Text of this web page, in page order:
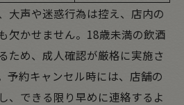
大声や迷惑行為は控え、店内の
欠かせません。18歳未満の飲酒
ため、成人確認が厳格に実施さ
予約キャンセル時には、店舗の
、できる限り早めに連絡するよ